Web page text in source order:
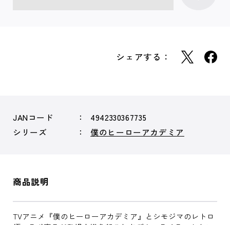
シェアする：
JANコード
4942330367735
シリーズ
僕のヒーローアカデミア
商品説明
TVアニメ『僕のヒーローアカデミア』とシモジマのレトロ